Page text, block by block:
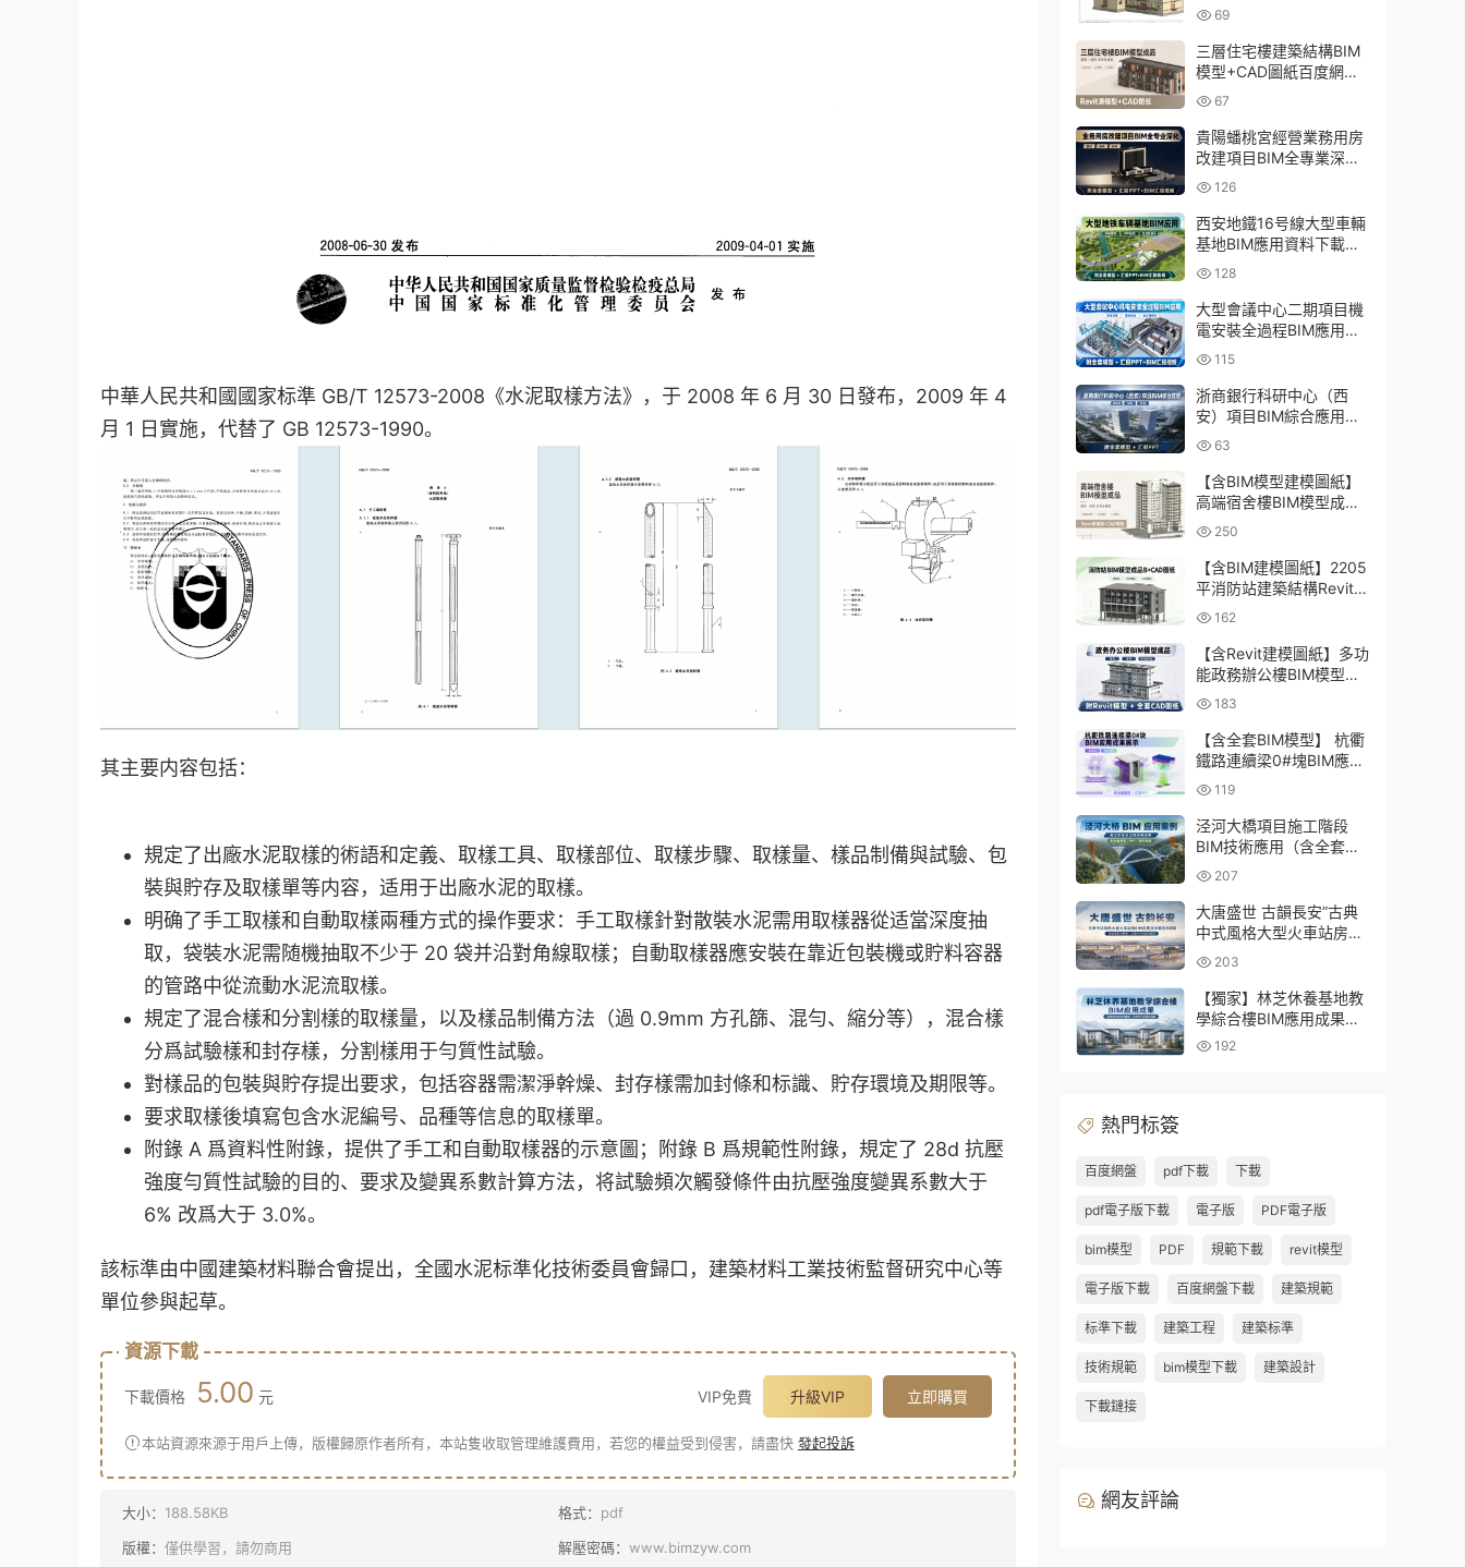
中華人民共和國國家标準 GB/T 12573-2008《水泥取樣方法》，于 2008 年 6 月 30 日發布，2009 年 4
月 1 日實施，代替了 GB 12573-1990。
其主要内容包括：
規定了出廠水泥取樣的術語和定義、取樣工具、取樣部位、取樣步驟、取樣量、樣品制備與試驗、包
裝與貯存及取樣單等内容，适用于出廠水泥的取樣。
明确了手工取樣和自動取樣兩種方式的操作要求：手工取樣針對散裝水泥需用取樣器從适當深度抽
取，袋裝水泥需随機抽取不少于 20 袋并沿對角線取樣；自動取樣器應安裝在靠近包裝機或貯料容器
的管路中從流動水泥流取樣。
規定了混合樣和分割樣的取樣量，以及樣品制備方法（過 0.9mm 方孔篩、混勻、縮分等），混合樣
分爲試驗樣和封存樣，分割樣用于勻質性試驗。
對樣品的包裝與貯存提出要求，包括容器需潔淨幹燥、封存樣需加封條和标識、貯存環境及期限等。
要求取樣後填寫包含水泥編号、品種等信息的取樣單。
附錄 A 爲資料性附錄，提供了手工和自動取樣器的示意圖；附錄 B 爲規範性附錄，規定了 28d 抗壓
強度勻質性試驗的目的、要求及變異系數計算方法，将試驗頻次觸發條件由抗壓強度變異系數大于
6% 改爲大于 3.0%。
該标準由中國建築材料聯合會提出，全國水泥标準化技術委員會歸口，建築材料工業技術監督研究中心等
單位參與起草。
資源下載
下載價格 5.00 元 VIP免費 升級VIP 立即購買
本站資源來源于用戶上傳，版權歸原作者所有，本站隻收取管理維護費用，若您的權益受到侵害，請盡快 發起投訴
大小： 188.58KB 格式： pdf
版權： 僅供學習，請勿商用 解壓密碼： www.bimzyw.com
件百度網盤下載
69
三層住宅樓建築結構BIM
模型+CAD圖紙百度網盤
下載
67
貴陽蟠桃宮經營業務用房
改建項目BIM全專業深化
資料下載：含模型、彙報
PPT及演示視頻
126
西安地鐵16号線大型車輛
基地BIM應用資料下載：
含BIM模型、彙報PPT及
演示視頻
128
大型會議中心二期項目機
電安裝全過程BIM應用資
料下載：含BIM模型、彙
報PPT及視頻
115
浙商銀行科研中心（西
安）項目BIM綜合應用資
料下載：含全套BIM模
型、彙報PPT
63
【含BIM模型建模圖紙】
高端宿舍樓BIM模型成
品，包含建築+結構兩大
專業Revit模型及全套建模
CAD圖紙
250
【含BIM建模圖紙】2205
平消防站建築結構Revit模
型成品，包含全套BIM建
模CAD圖紙下載
162
【含Revit建模圖紙】多功
能政務辦公樓BIM模型成
品，包含建築+結構+機電
三大專業Revit模型及配套
建模CAD圖紙
183
【含全套BIM模型】 杭衢
鐵路連續梁0#塊BIM應用
成果｜鋼筋與預應力深化
施工實戰資料
119
泾河大橋項目施工階段
BIM技術應用（含全套
BIM模型、彙報PPT及演
示視頻）
207
大唐盛世 古韻長安”古典
中式風格大型火車站房
BIM應用及關鍵技術研發
（含全套BIM模型、彙報
PPT及演示視頻）
203
【獨家】林芝休養基地教
學綜合樓BIM應用成果
（全套資料含BIM模型、
192
熱門标簽
百度網盤 pdf下載 下載
pdf電子版下載 電子版 PDF電子版
bim模型 PDF 規範下載 revit模型
電子版下載 百度網盤下載 建築規範
标準下載 建築工程 建築标準
技術規範 bim模型下載 建築設計
下載鏈接
網友評論